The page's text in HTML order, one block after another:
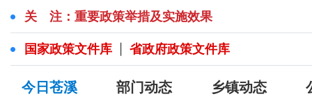
关 注：重要政策举措及实施效果
国家政策文件库 省政府政策文件库
今日苍溪 部门动态 乡镇动态